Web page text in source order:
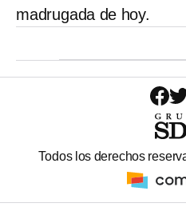
madrugada de hoy.
Todos los derechos